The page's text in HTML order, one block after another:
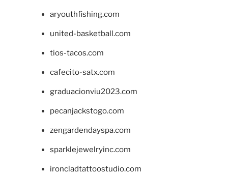
aryouthfishing.com
united-basketball.com
tios-tacos.com
cafecito-satx.com
graduacionviu2023.com
pecanjackstogo.com
zengardendayspa.com
sparklejewelryinc.com
ironcladtattoostudio.com